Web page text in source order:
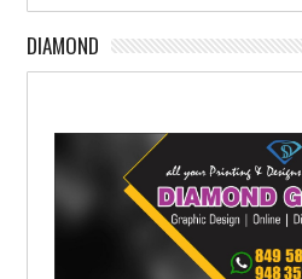
DIAMOND